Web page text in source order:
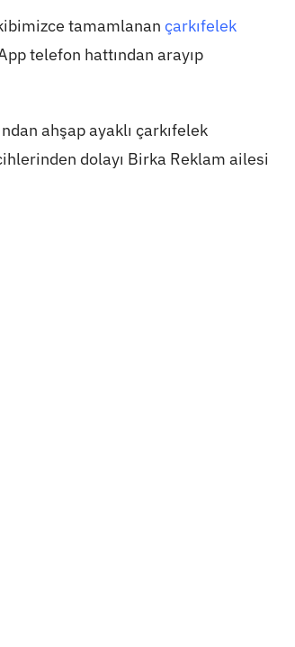
tamamlanançarkıfelek
telefon hattından arayıp
ahşap ayaklı çarkıfelek
dolayı Birka Reklam ailesi